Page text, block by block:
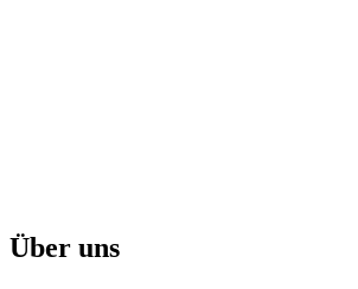
Über uns